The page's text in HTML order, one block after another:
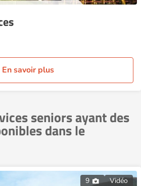
En savoir plus
seniors ayant des
dans le
9 Vidéo